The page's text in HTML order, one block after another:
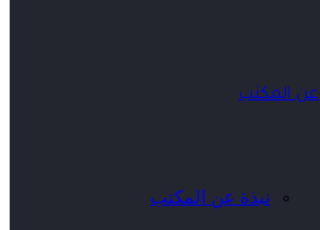
عن المكتب
نبذة عن المكتب